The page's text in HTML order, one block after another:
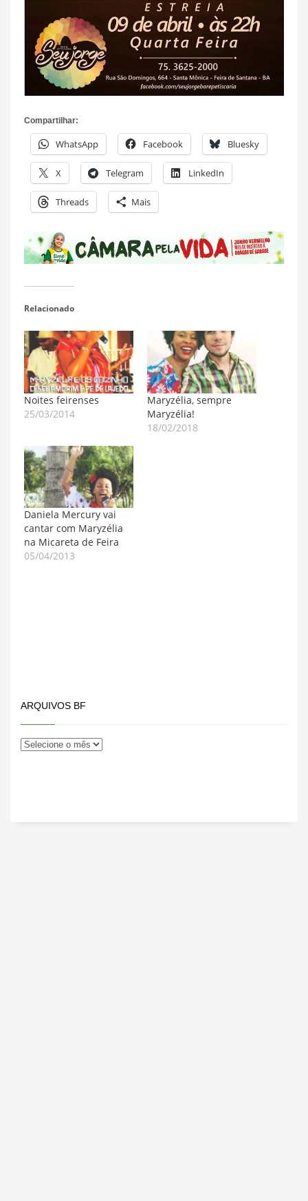
Compartilhar:
WhatsApp Facebook Bluesky
X Telegram LinkedIn
Threads Mais
Relacionado
Noites feirenses
25/03/2014
Maryzélia, sempre
Maryzélia!
18/02/2018
Daniela Mercury vai
cantar com Maryzélia
na Micareta de Feira
05/04/2013
ARQUIVOS BF